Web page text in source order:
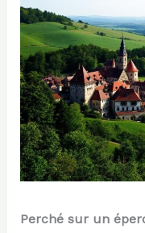
Perché sur un